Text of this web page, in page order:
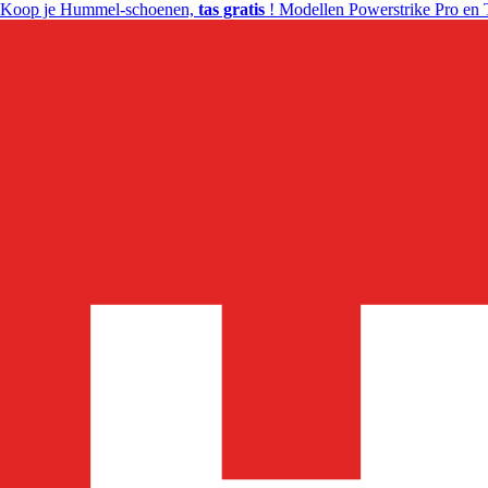
Koop je Hummel-schoenen, tas gratis ! Modellen Powerstrike Pro en